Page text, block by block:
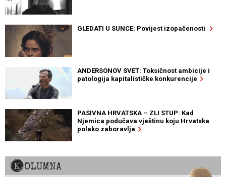
GLEDATI U SUNCE: Povijest izopačenosti
ANDERSONOV SVET: Toksičnost ambicije i
patologija kapitalističke konkurencije
PASIVNA HRVATSKA – ZLI STUP: Kad
Njemica podučava vještinu koju Hrvatska
polako zaboravlja
KOLUMNA